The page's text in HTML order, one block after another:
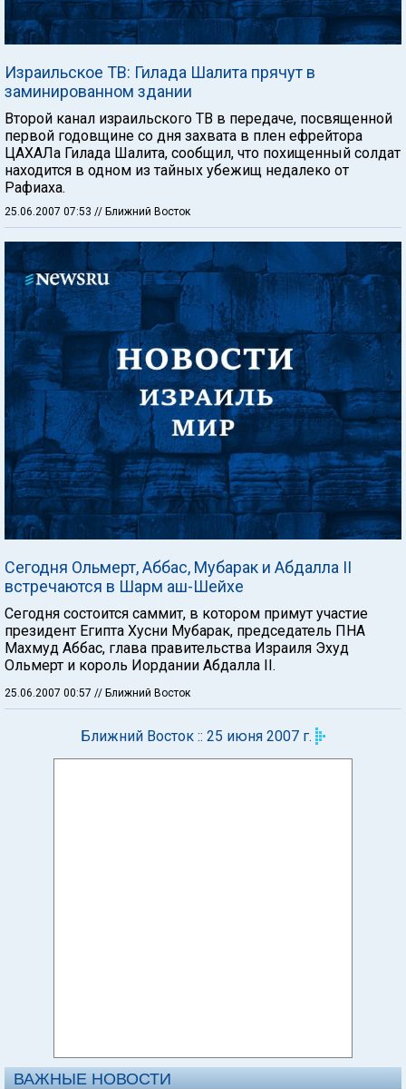
Израильское ТВ: Гилада Шалита прячут в
заминированном здании
Второй канал израильского ТВ в передаче, посвященной
первой годовщине со дня захвата в плен ефрейтора
ЦАХАЛа Гилада Шалита, сообщил, что похищенный солдат
находится в одном из тайных убежищ недалеко от
Рафиаха.
25.06.2007 07:53 // Ближний Восток
Сегодня Ольмерт, Аббас, Мубарак и Абдалла II
встречаются в Шарм аш-Шейхе
Сегодня состоится саммит, в котором примут участие
президент Египта Хусни Мубарак, председатель ПНА
Махмуд Аббас, глава правительства Израиля Эхуд
Ольмерт и король Иордании Абдалла II.
25.06.2007 00:57 // Ближний Восток
Ближний Восток :: 25 июня 2007 г.
ВАЖНЫЕ НОВОСТИ